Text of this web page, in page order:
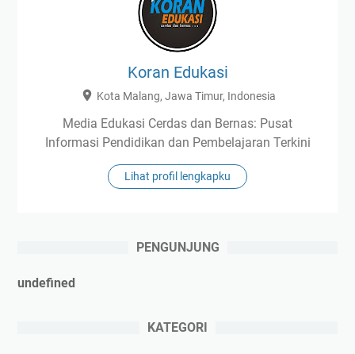
Koran Edukasi
Kota Malang, Jawa Timur, Indonesia
Media Edukasi Cerdas dan Bernas: Pusat
Informasi Pendidikan dan Pembelajaran Terkini
Lihat profil lengkapku
PENGUNJUNG
undefned
KATEGORI